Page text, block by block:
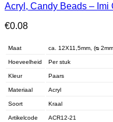
Acryl, Candy Beads – Imi
€0.08
Maat ca. 12X11,5mm, (ᴓ
Hoeveelheid Per stuk
Kleur Paars
Materiaal Acryl
Soort Kraal
Artikelcode ACR12-21